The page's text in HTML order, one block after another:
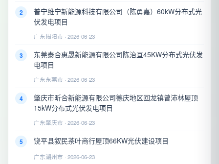
2
普宁维宁新能源科技有限公司（陈勇嘉）60kW分布式光
伏发电项目
广东揭阳市 · 2026-06-23
3
东莞泰合惠晟新能源有限公司陈治亘45KW分布式光伏发
电项目
广东东莞市 · 2026-06-23
4
肇庆市昕合新能源有限公司德庆地区回龙镇曾沛林屋顶
15kW分布式光伏发电项目
广东肇庆市 · 2026-06-23
5 饶平县叙民茶叶商行屋顶66KW光伏建设项目
广东潮州市 · 2026-06-23